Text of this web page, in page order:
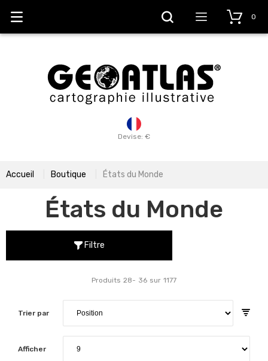
Devise: €
0
Accueil Boutique États du Monde
États du Monde
Filtre
Trier par
Produits 28- 36 sur 1177
Afficher